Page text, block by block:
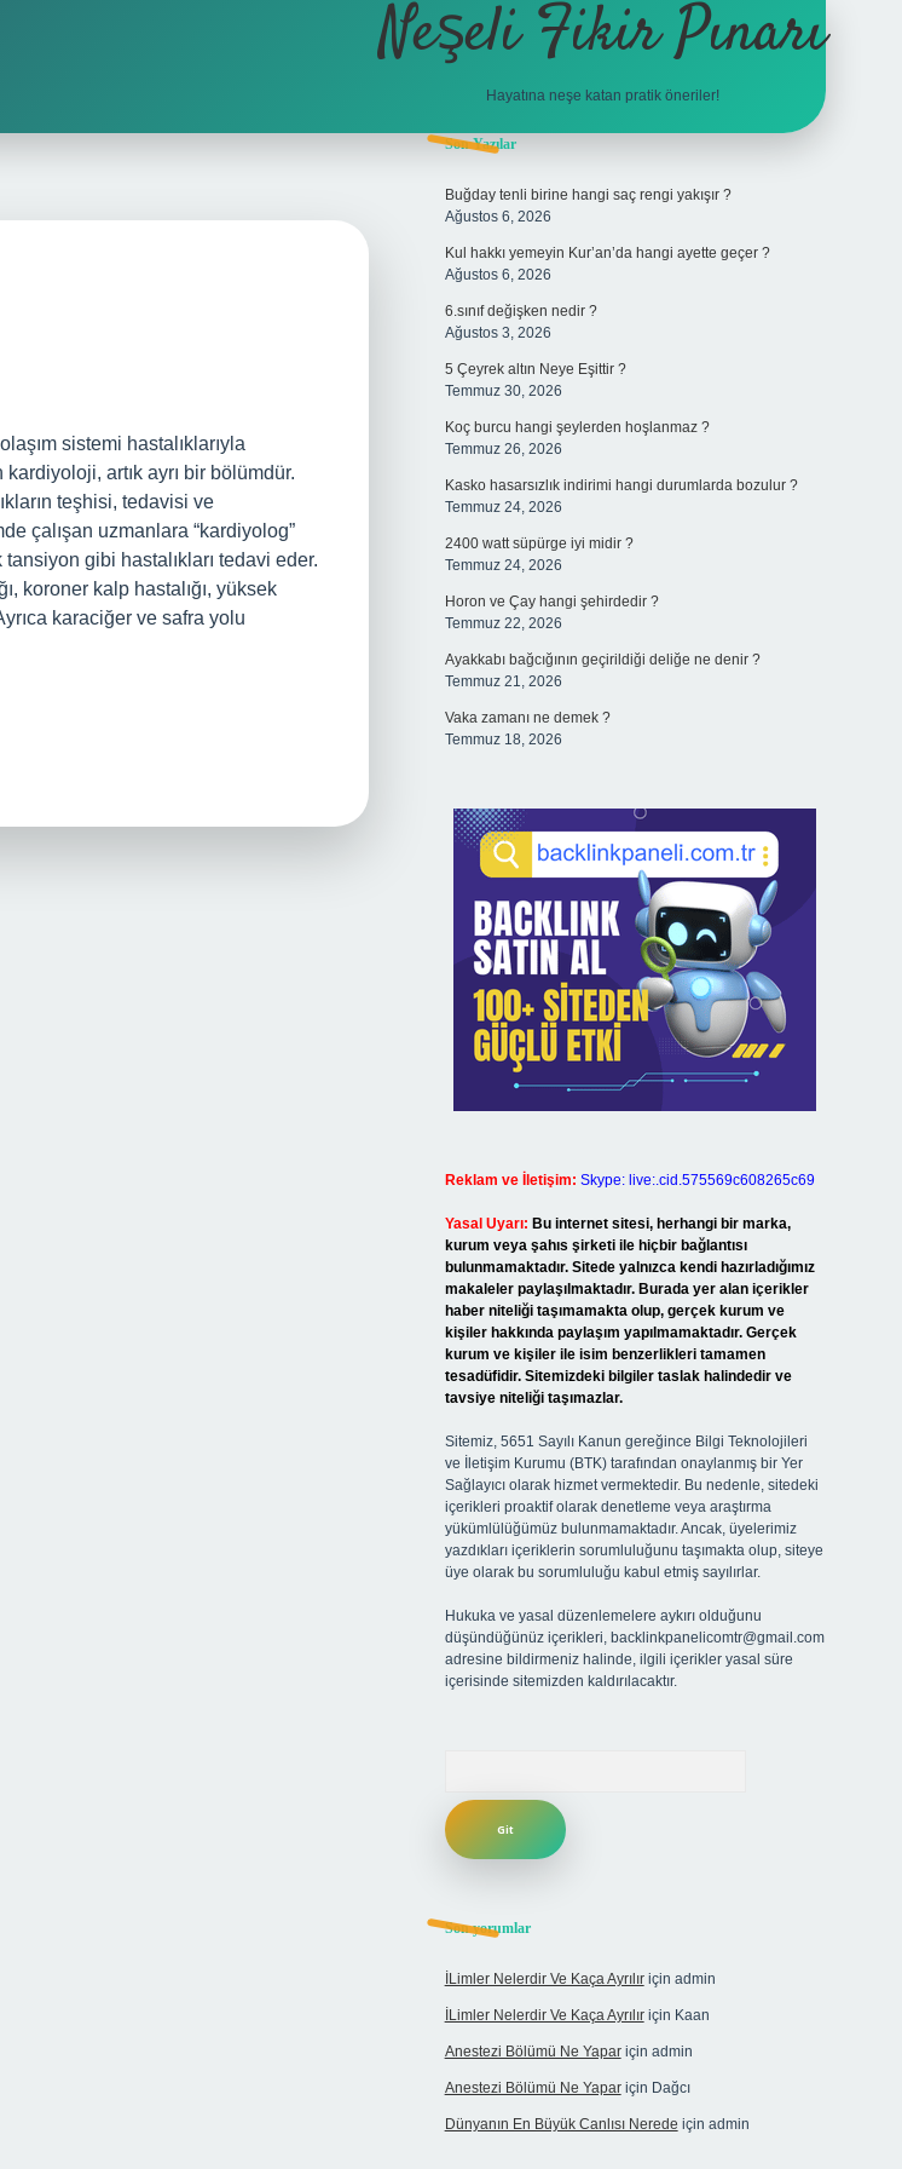
Neşeli Fikir Pınarı
Hayatına neşe katan pratik öneriler!
sistemi hastalıklarıyla
artık ayrı bir bölümdür.
teşhisi, tedavisi ve
çalışan uzmanlara “kardiyolog”
gibi hastalıkları tedavi eder.
koroner kalp hastalığı, yüksek
karaciğer ve safra yolu
Sidebar
Son Yazılar
Buğday tenli birine hangi saç rengi yakışır ?
Ağustos 6, 2026
Kul hakkı yemeyin Kur’an’da hangi ayette geçer ?
Ağustos 6, 2026
6.sınıf değişken nedir ?
Ağustos 3, 2026
5 Çeyrek altın Neye Eşittir ?
Temmuz 30, 2026
Koç burcu hangi şeylerden hoşlanmaz ?
Temmuz 26, 2026
Kasko hasarsızlık indirimi hangi durumlarda bozulur ?
Temmuz 24, 2026
2400 watt süpürge iyi midir ?
Temmuz 24, 2026
Horon ve Çay hangi şehirdedir ?
Temmuz 22, 2026
Ayakkabı bağcığının geçirildiği deliğe ne denir ?
Temmuz 21, 2026
Vaka zamanı ne demek ?
Temmuz 18, 2026
Reklam ve İletişim: Skype: live:.cid.575569c608265c69
Yasal Uyarı: Bu internet sitesi, herhangi bir marka,
kurum veya şahıs şirketi ile hiçbir bağlantısı
bulunmamaktadır. Sitede yalnızca kendi hazırladığımız
makaleler paylaşılmaktadır. Burada yer alan içerikler
haber niteliği taşımamakta olup, gerçek kurum ve
kişiler hakkında paylaşım yapılmamaktadır. Gerçek
kurum ve kişiler ile isim benzerlikleri tamamen
tesadüfidir. Sitemizdeki bilgiler taslak halindedir ve
tavsiye niteliği taşımazlar.
Sitemiz, 5651 Sayılı Kanun gereğince Bilgi Teknolojileri
ve İletişim Kurumu (BTK) tarafından onaylanmış bir Yer
Sağlayıcı olarak hizmet vermektedir. Bu nedenle, sitedeki
içerikleri proaktif olarak denetleme veya araştırma
yükümlülüğümüz bulunmamaktadır. Ancak, üyelerimiz
yazdıkları içeriklerin sorumluluğunu taşımakta olup, siteye
üye olarak bu sorumluluğu kabul etmiş sayılırlar.
Hukuka ve yasal düzenlemelere aykırı olduğunu
düşündüğünüz içerikleri, backlinkpanelicomtr@gmail.com
adresine bildirmeniz halinde, ilgili içerikler yasal süre
içerisinde sitemizden kaldırılacaktır.
Son yorumlar
İLimler Nelerdir Ve Kaça Ayrılıriçin admin
İLimler Nelerdir Ve Kaça Ayrılıriçin Kaan
Anestezi Bölümü Ne Yapariçin admin
Anestezi Bölümü Ne Yapariçin Dağcı
Dünyanın En Büyük Canlısı Nerede için admin